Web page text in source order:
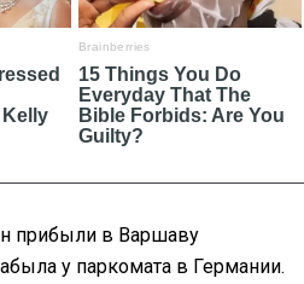
прибыли в Варшаву
у паркомата в Германии.